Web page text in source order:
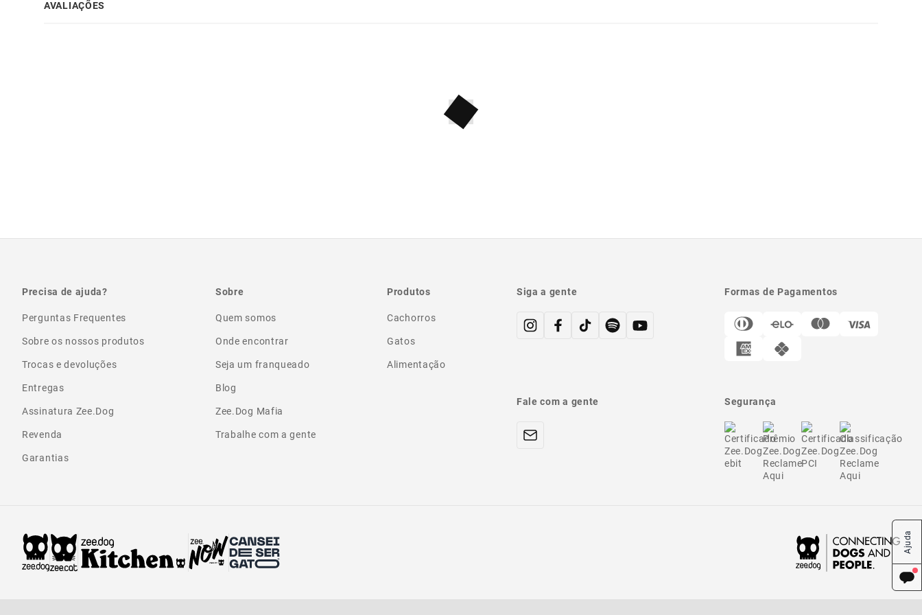
AVALIAÇÕES
Precisa de ajuda?
Perguntas Frequentes
Sobre os nossos produtos
Trocas e devoluções
Entregas
Assinatura Zee.Dog
Revenda
Garantias
Sobre
Quem somos
Onde encontrar
Seja um franqueado
Blog
Zee.Dog Mafia
Trabalhe com a gente
Produtos
Cachorros
Gatos
Alimentação
Siga a gente
Fale com a gente
Formas de Pagamentos
Segurança
Ajuda